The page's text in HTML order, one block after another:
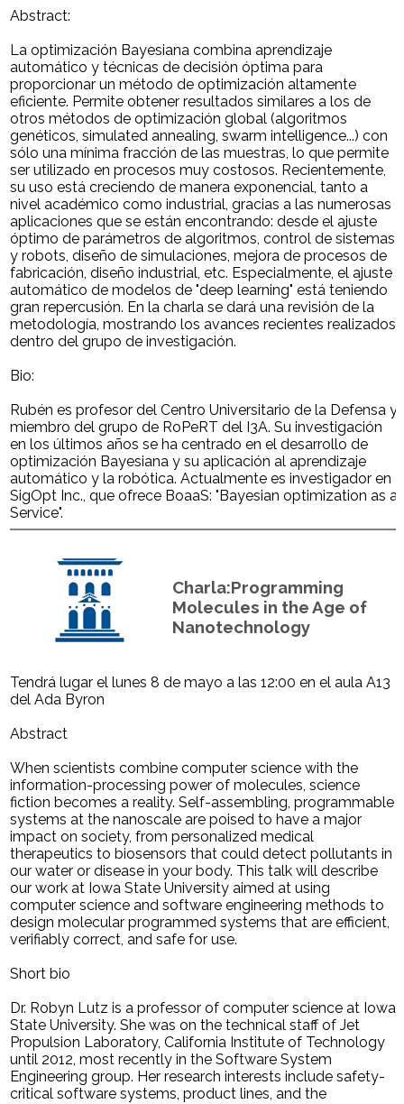
Abstract:
La optimización Bayesiana combina aprendizaje
automático y técnicas de decisión óptima para
proporcionar un método de optimización altamente
eficiente. Permite obtener resultados similares a los de
otros métodos de optimización global (algoritmos
genéticos, simulated annealing, swarm intelligence...) con
sólo una mínima fracción de las muestras, lo que permite
ser utilizado en procesos muy costosos. Recientemente,
su uso está creciendo de manera exponencial, tanto a
nivel académico como industrial, gracias a las numerosas
aplicaciones que se están encontrando: desde el ajuste
óptimo de parámetros de algoritmos, control de sistemas
y robots, diseño de simulaciones, mejora de procesos de
fabricación, diseño industrial, etc. Especialmente, el ajuste
automático de modelos de "deep learning" está teniendo
gran repercusión. En la charla se dará una revisión de la
metodología, mostrando los avances recientes realizados
dentro del grupo de investigación.
Bio:
Rubén es profesor del Centro Universitario de la Defensa y
miembro del grupo de RoPeRT del I3A. Su investigación
en los últimos años se ha centrado en el desarrollo de
optimización Bayesiana y su aplicación al aprendizaje
automático y la robótica. Actualmente es investigador en
SigOpt Inc., que ofrece BoaaS: "Bayesian optimization as a
Service".
Charla:Programming
Molecules in the Age of
Nanotechnology
Tendrá lugar el lunes 8 de mayo a las 12:00 en el aula A13
del Ada Byron
Abstract
When scientists combine computer science with the
information-processing power of molecules, science
fiction becomes a reality. Self-assembling, programmable
systems at the nanoscale are poised to have a major
impact on society, from personalized medical
therapeutics to biosensors that could detect pollutants in
our water or disease in your body. This talk will describe
our work at Iowa State University aimed at using
computer science and software engineering methods to
design molecular programmed systems that are efficient,
verifiably correct, and safe for use.
Short bio
Dr. Robyn Lutz is a professor of computer science at Iowa
State University. She was on the technical staff of Jet
Propulsion Laboratory, California Institute of Technology
until 2012, most recently in the Software System
Engineering group. Her research interests include safety-
critical software systems, product lines, and the